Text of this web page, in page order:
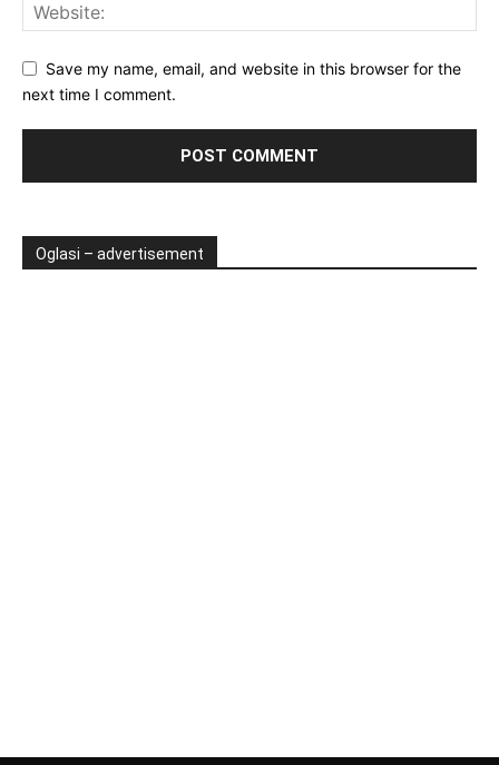
Save my name, email, and website in this browser for the
next time I comment.
Oglasi – advertisement